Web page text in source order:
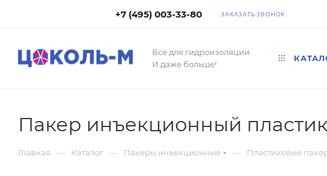
+7 (495) 003-33-80 ЗАКАЗАТЬ ЗВОНОК
Все для гидроизоляции.
И даже больше!
Пакер инъекционный
Главная — Каталог — Пакеры инъекционные — Пластиковые